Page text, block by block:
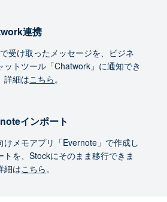
連携
受け取ったメッセージを、ビジネ
ットツール「Chatwork」に通知でき
詳細はこちら。
インポート
けメモアプリ「Evernote」で作成し
トを、Stockにそのまま移行できま
細はこちら。